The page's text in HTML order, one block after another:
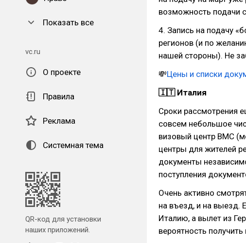
Показать все
vc.ru
О проекте
Правила
Реклама
Системная тема
QR-код для установки
наших приложений.
возможность подачи
4. Запись на подачу
регионов (и по
нашей стороны). Не
💸Цены и списки
🇮🇹 Италия
Сроки рассмотрения
совсем небольшое
визовый центр ВМС
центры для жителей
документы
поступления
Очень активно
на въезд, и на выезд.
Италию, а вылет из
вероятность